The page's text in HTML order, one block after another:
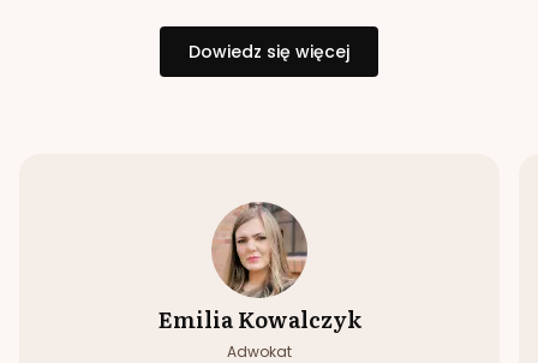
Dowiedz się więcej
Emilia Kowalczyk
Adwokat